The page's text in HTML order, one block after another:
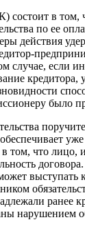
состоит в
по ее
действия
если
было
в том, что
выступать
нарушением